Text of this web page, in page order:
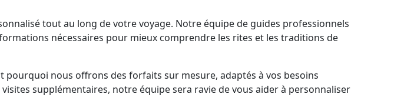
tout au long de votre voyage. Notre équipe de guides professionnels
nécessaires pour mieux comprendre les rites et les traditions de
pourquoi nous offrons des forfaits sur mesure, adaptés à vos besoins
supplémentaires, notre équipe sera ravie de vous aider à personnaliser